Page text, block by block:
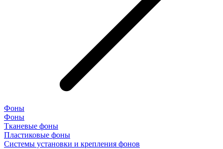
Фоны
Фоны
Тканевые фоны
Пластиковые фоны
Системы установки и крепления фонов